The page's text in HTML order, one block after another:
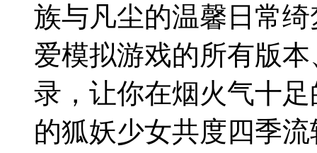
族与凡尘的温馨日常
爱模拟游戏的所有版
录，让你在烟火气十
的狐妖少女共度四季